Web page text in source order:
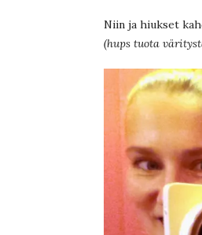
Niin ja hiukset
(hups tuota